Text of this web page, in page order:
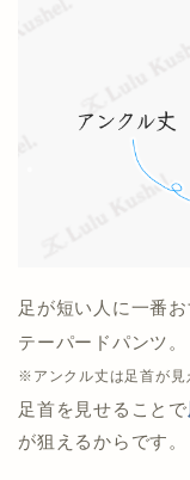
足が短い人に一番
テーパードパンツ。
※アンクル丈は足首が見
足首を見せることで
が狙えるからです。